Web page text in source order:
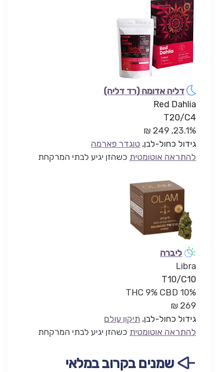
דליה אדומה (רד דליה)
Red Dahlia
T20/C4
23.1%, 249 ₪
גידול כחול-לבן, טוגדר פארמה
להתראה אוטומטית כשהזן יגיע לבתי המרקחת
ליברה
Libra
T10/C10
THC 9% CBD 10%
269 ₪
גידול כחול-לבן, תיקון עולם
להתראה אוטומטית כשהזן יגיע לבתי המרקחת
שמנים בקרוב במלאי